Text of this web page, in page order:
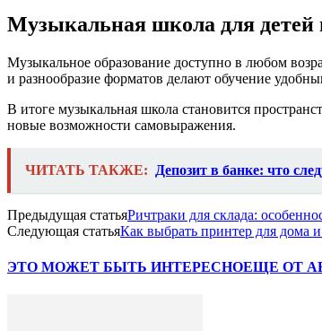
Музыкальная школа для детей
Музыкальное образование доступно в любом
и разнообразие форматов делают обучение
В итоге музыкальная школа становится
новые возможности самовыражения.
ЧИТАТЬ ТАКЖЕ: Депозит в банке: что
Предыдущая статьяРичтраки для склада:
Следующая статьяКак выбрать принтер для
ЭТО МОЖЕТ БЫТЬ ИНТЕРЕСНОЕЩЕ ОТ